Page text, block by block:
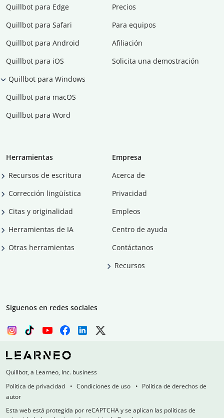
Quillbot para Edge
Quillbot para Safari
Quillbot para Android
Quillbot para iOS
Quillbot para Windows
Quillbot para macOS
Quillbot para Word
Precios
Para equipos
Afiliación
Solicita una demostración
Herramientas
Recursos de escritura
Corrección lingüística
Citas y originalidad
Herramientas de IA
Otras herramientas
Empresa
Acerca de
Privacidad
Empleos
Centro de ayuda
Contáctanos
Recursos
Síguenos en redes sociales
Quillbot, a Learneo, Inc. business
Política de privacidad
Condiciones de uso
Política de derechos de
autor
Esta web está protegida por reCAPTCHA y se aplican las políticas de